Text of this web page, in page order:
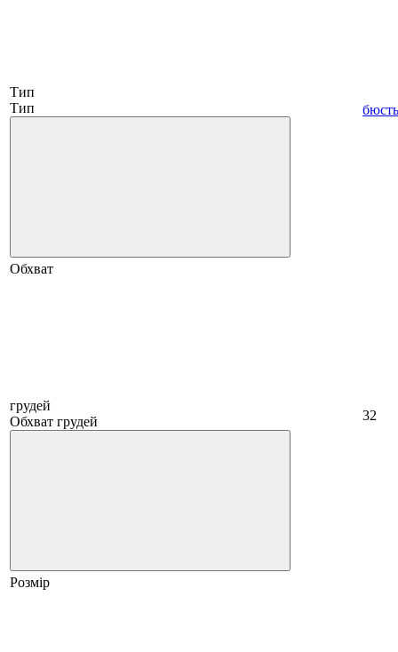
Тип
Тип
Обхват
грудей
Обхват грудей
32
Розмір